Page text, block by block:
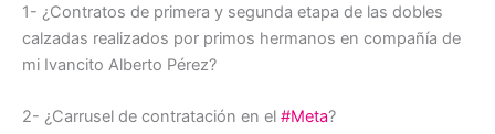
1- ¿Contratos de primera y segunda etapa de las dobles
calzadas realizados por primos hermanos en compañía de
mi Ivancito Alberto Pérez?
2- ¿Carrusel de contratación en el #Meta?